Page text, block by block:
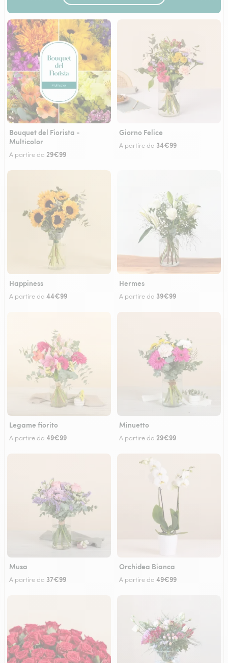
Bouquet del Fiorista -
Multicolor
A partire da 29€99
Giorno Felice
A partire da 34€99
Happiness
A partire da 44€99
Hermes
A partire da 39€99
Legame fiorito
A partire da 49€99
Minuetto
A partire da 29€99
Musa
A partire da 37€99
Orchidea Bianca
A partire da 49€99